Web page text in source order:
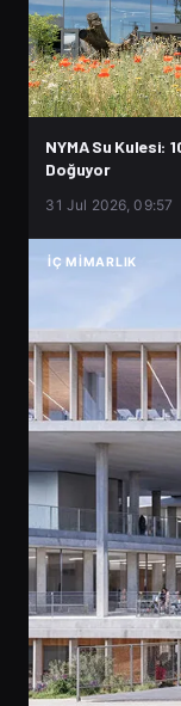
NYMA Su Kulesi:
Doğuyor
31 Jul 2026, 09:57
İÇ MIMARLIK